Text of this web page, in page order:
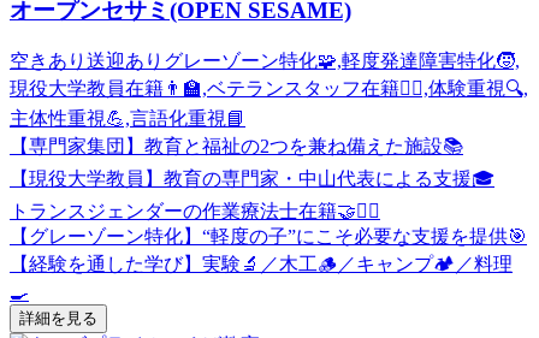
オープンセサミ(OPEN SESAME)
空きあり 送迎あり グレーゾーン特化🧩,軽度発達障害特化🧒,
現役大学教員在籍👨‍🏫,ベテランスタッフ在籍🧑‍⚕️,体験重視🔍,
主体性重視💪,言語化重視📘
【専門家集団】教育と福祉の2つを兼ね備えた施設📚
【現役大学教員】教育の専門家・中山代表による支援🎓
トランスジェンダーの作業療法士在籍🤝🧑‍⚕️
【グレーゾーン特化】“軽度の子”にこそ必要な支援を提供🎯
【経験を通した学び】実験🔬／木工🪵／キャンプ🏕️／料理
🍳
詳細を見る